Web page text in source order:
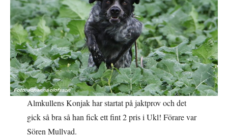
Almkullens Konjak har startat på jaktprov och det
gick så bra så han fick ett fint 2 pris i Ukl! Förare var
Sören Mullvad.